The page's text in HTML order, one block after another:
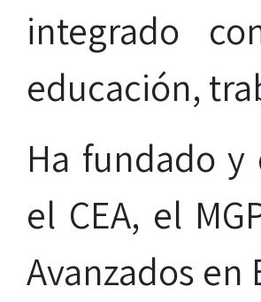
integrado
educación,
Ha fundado
el CEA, el
Avanzados en